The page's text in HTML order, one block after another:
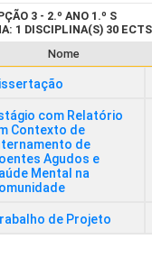
3 - 2.º ANO 1.º S
1 DISCIPLINA(S) 30
Nome
com Relatório
Contexto de
de
Agudos e
Mental na
de Projeto